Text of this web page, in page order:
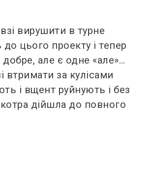
вирушити в турне
цього проекту і тепер
але є одне «але»…
за кулісами
і вщент руйнують і без
котра дійшла до повного